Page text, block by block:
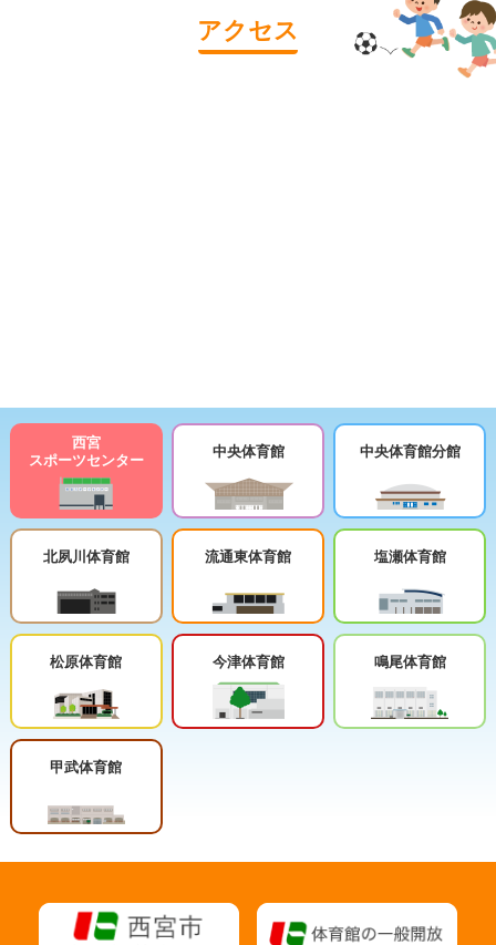
アクセス
西宮
スポーツセンター
中央体育館 中央体育館分館
北夙川体育館 流通東体育館 塩瀬体育館
松原体育館 今津体育館 鳴尾体育館
甲武体育館